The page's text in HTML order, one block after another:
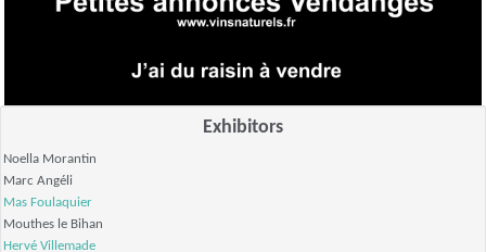
Exhibitors
Noella Morantin
Marc Angéli
Mas Foulaquier
Mouthes le Bihan
Hervé Villemade